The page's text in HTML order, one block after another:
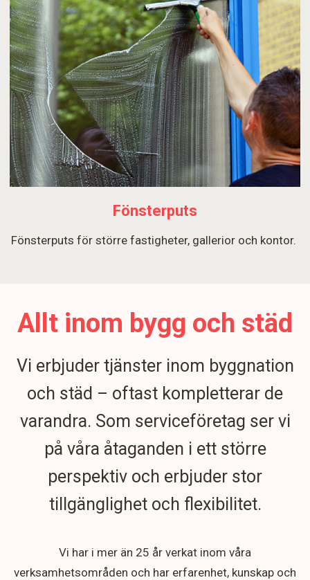
Fönsterputs
Fönsterputs för större fastigheter, gallerior och kontor.
Allt inom bygg och städ
Vi erbjuder tjänster inom byggnation
och städ – oftast kompletterar de
varandra. Som serviceföretag ser vi
på våra åtaganden i ett större
perspektiv och erbjuder stor
tillgänglighet och flexibilitet.
Vi har i mer än 25 år verkat inom våra
verksamhetsområden och har erfarenhet, kunskap och